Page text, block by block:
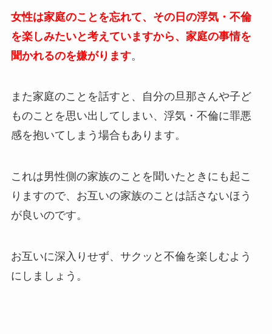
女性は家庭のことを忘れて、その日の浮気・不倫
を楽しみたいと考えていますから、家庭の事情を
聞かれるのを嫌がります。
また家庭のことを話すと、自分の旦那さんや子ど
ものことを思い出してしまい、浮気・不倫に罪悪
感を抱いてしまう場合もあります。
これは男性側の家族のことを聞いたときにも起こ
りますので、お互いの家族のことは話さないほう
が良いのです。
お互いに深入りせず、サクッと不倫を楽しむよう
にしましょう。